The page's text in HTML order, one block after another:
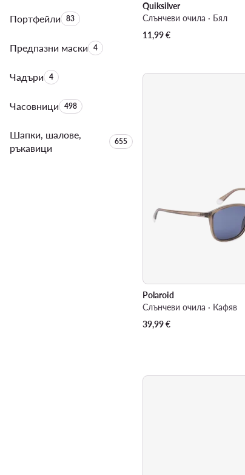
ПортфейлиБрой на продуктите:
83
Предпазни маскиБрой на продуктите:
4
ЧадъриБрой на продуктите:
4
ЧасовнициБрой на продуктите:
498
Шапки, шалове,
ръкавици
Брой на продуктите:
655
Quiksilver
Слънчеви очила · Бял
11,99€
Polaroid
Слънчеви очила · Кафяв
39,99€